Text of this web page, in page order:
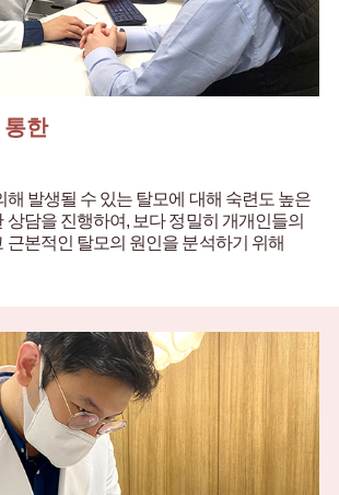
통한
해 발생될 수 있는 탈모에 대해 숙련도 높은
상담을 진행하여, 보다 정밀히 개개인들의
근본적인 탈모의 원인을 분석하기 위해